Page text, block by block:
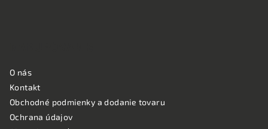
O nás
Kontakt
Obchodné podmienky a dodanie tovaru
Ochrana údajov